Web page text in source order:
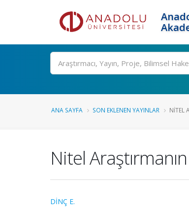
Ara
ANA SAYFA SON EKLENEN YAYINLAR NITEL
Nitel
DİNÇ E.